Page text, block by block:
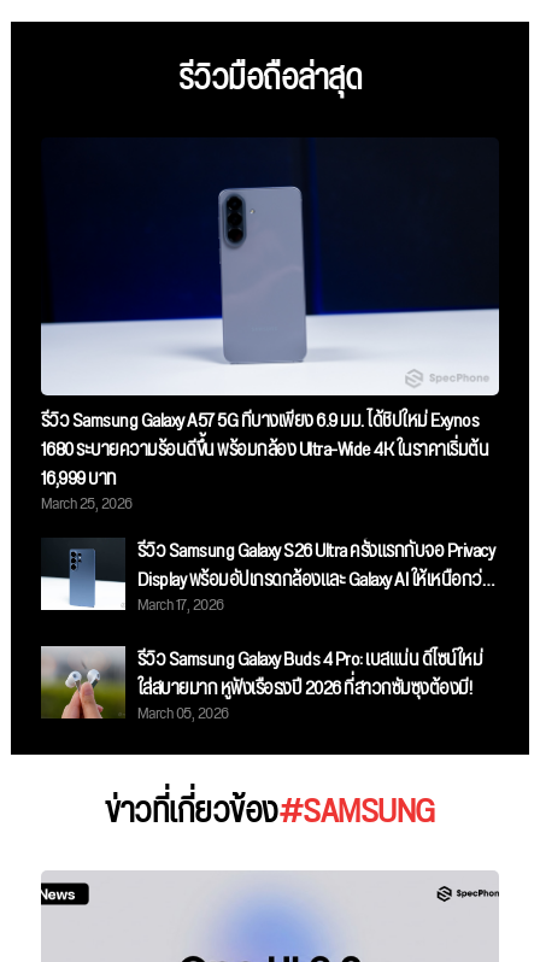
รีวิวมือถือล่าสุด
รีวิว Samsung Galaxy A57 5G ที่บางเพียง 6.9 มม. ได้ชิปใหม่ Exynos
1680 ระบายความร้อนดีขึ้น พร้อมกล้อง Ultra-Wide 4K ในราคาเริ่มต้น
16,999 บาท
March 25, 2026
รีวิว Samsung Galaxy S26 Ultra ครั้งแรกกับจอ Privacy
Display พร้อมอัปเกรดกล้องและ Galaxy AI ให้เหนือกว่า
เดิม
March 17, 2026
รีวิว Samsung Galaxy Buds 4 Pro: เบสแน่น ดีไซน์ใหม่
ใส่สบายมาก หูฟังเรือธงปี 2026 ที่สาวกซัมซุงต้องมี!
March 05, 2026
ข่าวที่เกี่ยวข้อง#SAMSUNG